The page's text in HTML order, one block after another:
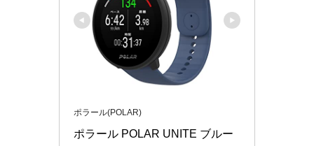
ポラール(POLAR)
ポラール POLAR UNITE ブルー